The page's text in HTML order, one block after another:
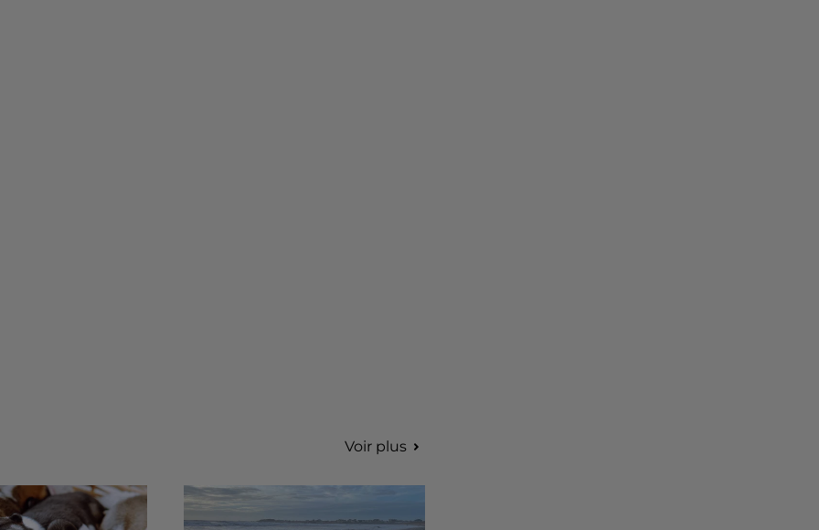
Voir plus